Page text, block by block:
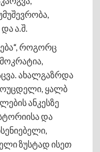
ა.შ.
როგორც
ახალგაზრდა
ყალბ
ანკესზე
და
ზუსტად ისეთ